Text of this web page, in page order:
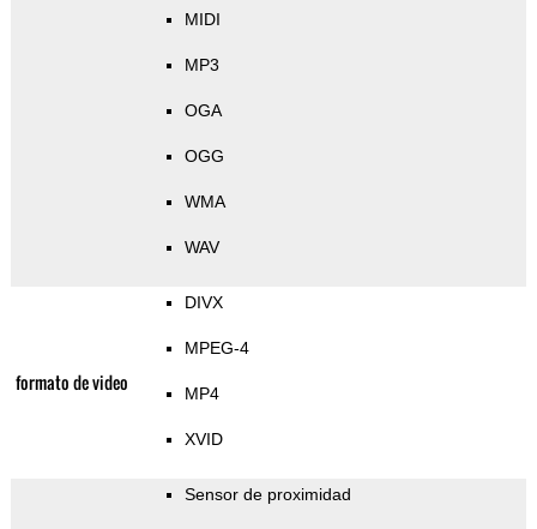
MIDI
MP3
OGA
OGG
WMA
WAV
formato de video
DIVX
MPEG-4
MP4
XVID
Sensor de proximidad